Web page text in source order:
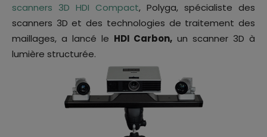
scanners 3D HDI Compact, Polyga, spécialiste des
scanners 3D et des technologies de traitement des
maillages, a lancé le HDI Carbon, un scanner 3D à
lumière structurée.